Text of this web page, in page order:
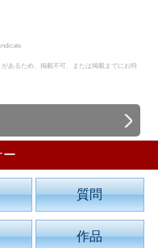
あるため、掲載不可、または掲載までにお時
ー
質問
作品